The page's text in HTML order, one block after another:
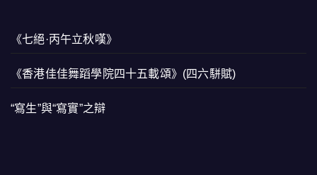
《七絕·丙午立秋嘆》
《香港佳佳舞蹈學院四十五載頌》(四六駢賦)
“寫生”與“寫實”之辯